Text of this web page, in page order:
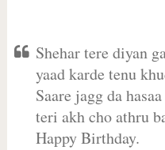
Shehar tere diyan
yaad karde tenu
Saare jagg da
teri akh cho athru
Happy Birthday.